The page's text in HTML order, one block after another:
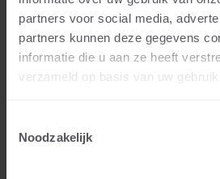
partners voor social media,
partners kunnen deze gegevens
informatie die u aan ze heeft
verzameld op basis van uw
Noodzakelijk
5 CM DICKE